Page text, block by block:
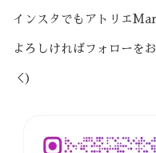
インスタでもアトリエ
よろしければフォローを
＜）